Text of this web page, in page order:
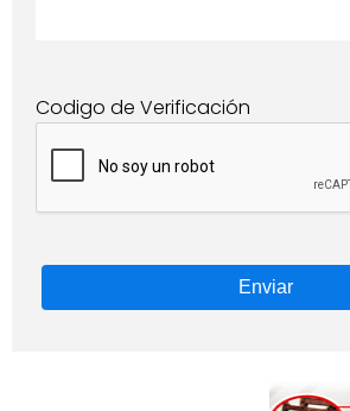
Codigo de Verificación
Enviar